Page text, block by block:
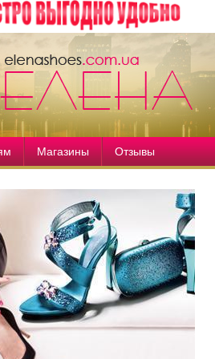
Магазины Отзывы